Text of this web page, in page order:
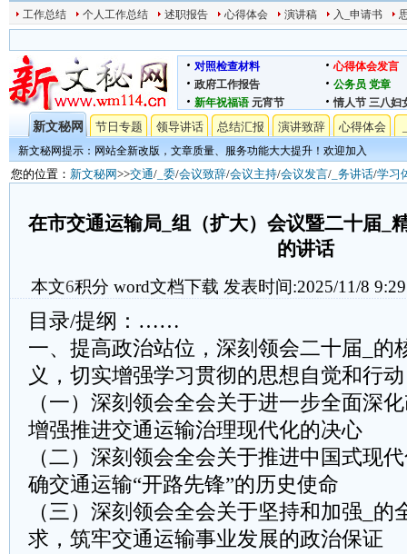
工作总结 个人工作总结 述职报告 心得体会 演讲稿 入_申请书
对照检查材料
心得体会发言
政府工作报告
公务员 党章
新年祝福语 元宵节 情人节 三八妇
新文秘网 节日专题 领导讲话 总结汇报 演讲致辞 心得体会
新文秘网提示：网站全新改版，文章质量、服务功能大大提升！欢迎加入
您的位置： 新文秘网>>交通/ _委/会议致辞/会议主持/会议发言/ _务讲话/学习
在市交通运输局_组（扩大）会议暨二十届_
的讲话
本文6积分 word文档下载 发表时间:2025/11/8
目录/提纲：……
一、提高政治站位，深刻领会二十届_的
义，切实增强学习贯彻的思想自觉和行
（一）深刻领会全会关于进一步全面深
增强推进交通运输治理现代化的决心
（二）深刻领会全会关于推进中国式现
确交通运输“开路先锋”的历史使命
（三）深刻领会全会关于坚持和加强_的
求，筑牢交通运输事业发展的政治保证